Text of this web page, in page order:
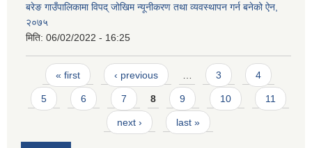
बरेङ गाउँपालिकामा विपद् जोखिम न्यूनीकरण तथा व्यवस्थापन गर्न बनेको ऐन,
२०७५
मिति: 06/02/2022 - 16:25
Pages
« first ‹ previous … 3 4
5 6 7 8 9 10 11
next › last »